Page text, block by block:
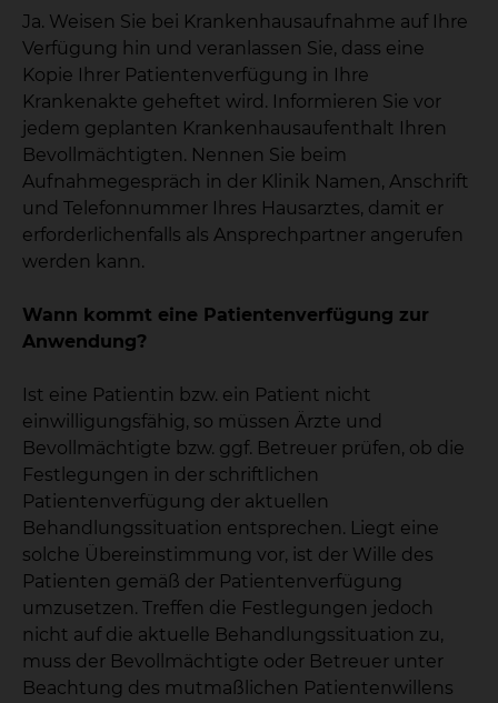
Ja. Weisen Sie bei Krankenhausaufnahme auf Ihre
Verfügung hin und veranlassen Sie, dass eine
Kopie Ihrer Patientenverfügung in Ihre
Krankenakte geheftet wird. Informieren Sie vor
jedem geplanten Krankenhausaufenthalt Ihren
Bevollmächtigten. Nennen Sie beim
Aufnahmegespräch in der Klinik Namen, Anschrift
und Telefonnummer Ihres Hausarztes, damit er
erforderlichenfalls als Ansprechpartner angerufen
werden kann.
Wann kommt eine Patientenverfügung zur
Anwendung?
Ist eine Patientin bzw. ein Patient nicht
einwilligungsfähig, so müssen Ärzte und
Bevollmächtigte bzw. ggf. Betreuer prüfen, ob die
Festlegungen in der schriftlichen
Patientenverfügung der aktuellen
Behandlungssituation entsprechen. Liegt eine
solche Übereinstimmung vor, ist der Wille des
Patienten gemäß der Patientenverfügung
umzusetzen. Treffen die Festlegungen jedoch
nicht auf die aktuelle Behandlungssituation zu,
muss der Bevollmächtigte oder Betreuer unter
Beachtung des mutmaßlichen Patientenwillens